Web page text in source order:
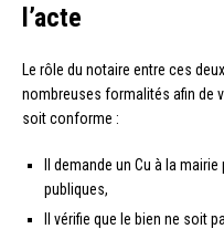
l’acte
Le rôle du notaire entre ces
nombreuses formalités afin de
soit conforme :
Il demande un Cu à la
publiques,
Il vérifie que le bien ne soit